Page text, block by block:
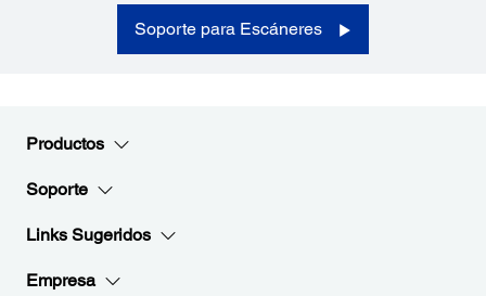
Soporte para Escáneres
Productos
Soporte
Links Sugeridos
Empresa